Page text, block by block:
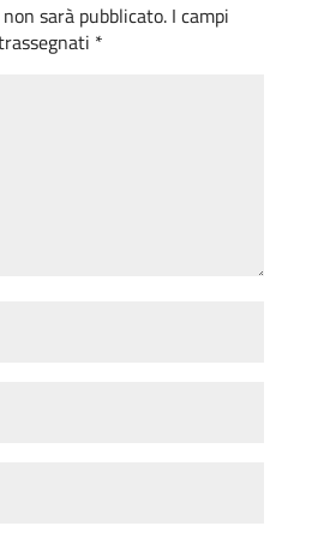
sarà pubblicato. I campi
*